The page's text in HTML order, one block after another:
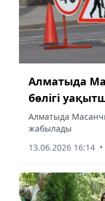
Алматыда
бөлігі
Алматыда
жабылады
13.06.2026 16:14 •